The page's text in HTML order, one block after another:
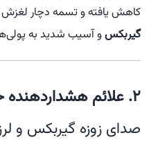
کاهش یافته و تسمه دچار
گیربکسو آسیب شدید به
۲. علائم هشداردهنده خرابی CVT قبل از فاجعه
صدای زوزه گیربکس و